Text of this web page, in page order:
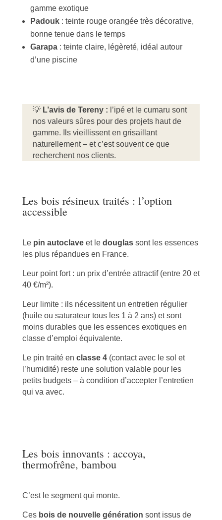
gamme exotique
Padouk: teinte rouge orangée très décorative,
bonne tenue dans le temps
Garapa: teinte claire, légèreté, idéal autour
d’une piscine
💡 L’avis de Tereny : l’ipé et le cumaru sont
nos valeurs sûres pour des projets haut de
gamme. Ils vieillissent en grisaillant
naturellement – et c’est souvent ce que
recherchent nos clients.
Les bois résineux traités : l’option
accessible
Le pin autoclaveet le douglassont les essences
les plus répandues en France.
Leur point fort : un prix d’entrée attractif (entre 20 et
40 €/m²).
Leur limite : ils nécessitent un entretien régulier
(huile ou saturateur tous les 1 à 2 ans) et sont
moins durables que les essences exotiques en
classe d’emploi équivalente.
Le pin traité en classe 4(contact avec le sol et
l’humidité) reste une solution valable pour les
petits budgets – à condition d’accepter l’entretien
qui va avec.
Les bois innovants : accoya,
thermofrêne, bambou
C’est le segment qui monte.
Ces bois de nouvelle génération sont issus de